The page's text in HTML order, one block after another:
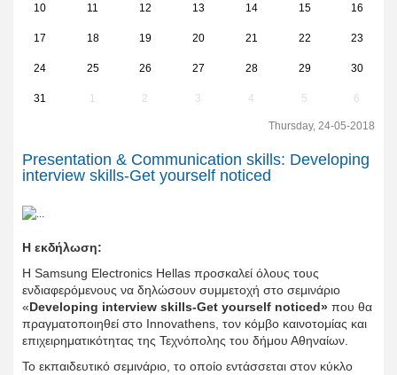
10 11 12 13 14 15 16
17 18 19 20 21 22 23
24 25 26 27 28 29 30
31 1 2 3 4 5 6
Thursday, 24-05-2018
Presentation & Communication skills: Developing
interview skills-Get yourself noticed
Η εκδήλωση:
Η Samsung Electronics Hellas προσκαλεί όλους τους
ενδιαφερόμενους να δηλώσουν συμμετοχή στo σεμινάριο
«Developing interview skills-Get yourself noticed» που θα
πραγματοποιηθεί στο Innovathens, τον κόμβο καινοτομίας και
επιχειρηματικότητας της Τεχνόπολης του δήμου Αθηναίων.
Το εκπαιδευτικό σεμινάριο, το οποίο εντάσσεται στον κύκλο